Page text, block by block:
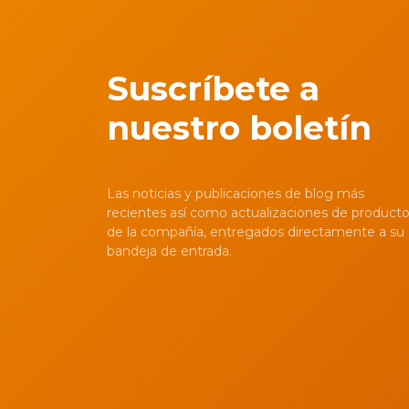
Suscríbete a
nuestro boletín
Las noticias y publicaciones de blog más
recientes así como actualizaciones de
de la compañía, entregados directamente a su
bandeja de entrada.